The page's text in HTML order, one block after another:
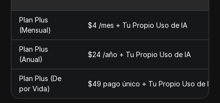
Plan Plus
(Mensual)
$4 /mes + Tu Propio Uso de IA
Plan Plus
(Anual)
$24 /año + Tu Propio Uso de IA
Plan Plus (De
por Vida)
$49 pago único + Tu Propio Uso de IA